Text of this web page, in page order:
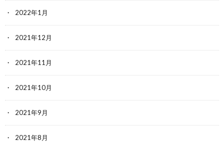
2022年1月
2021年12月
2021年11月
2021年10月
2021年9月
2021年8月